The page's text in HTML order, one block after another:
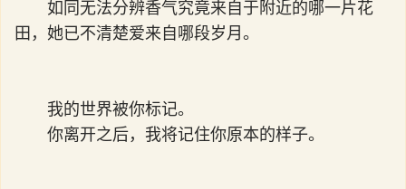
如同无法分辨香气究竟来自于附近的哪一片花
田，她已不清楚爱来自哪段岁月。
我的世界被你标记。
你离开之后，我将记住你原本的样子。